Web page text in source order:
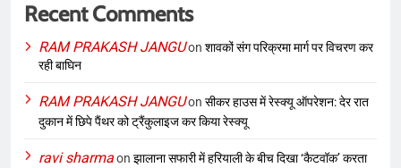
Recent Comments
RAM PRAKASH JANGUon शावकों संग परिक्रमा मार्ग पर विचरण कर
रही बाघिन
RAM PRAKASH JANGUon सीकर हाउस में रेस्क्यू ऑपरेशन: देर रात
दुकान में छिपे पैंथर को ट्रैंकुलाइज कर किया रेस्क्यू
ravi sharmaon झालाना सफारी में हरियाली के बीच दिखा ‘कैटवॉक’ करता